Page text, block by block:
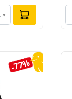
▾
-77%